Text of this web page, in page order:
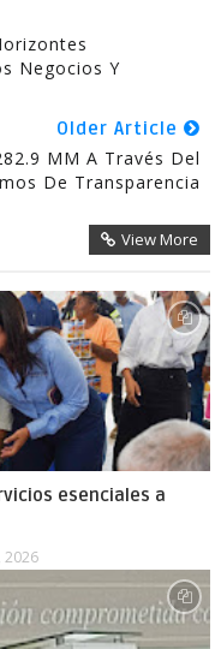
Negocios Y
Older Article
MM A Través Del
De Transparencia
View More
esenciales a
2026